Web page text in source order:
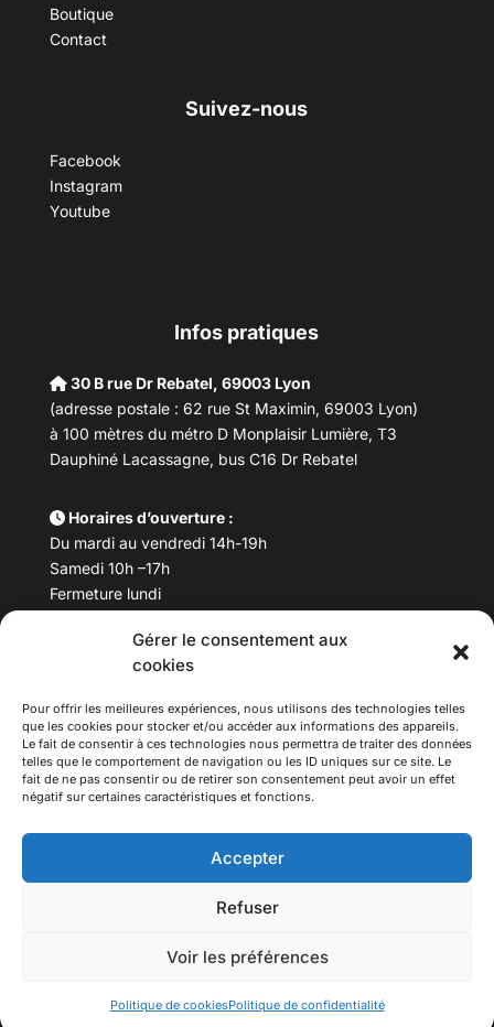
Gérer le consentement aux
cookies
Pour offrir les meilleures expériences, nous utilisons des technologies telles
que les cookies pour stocker et/ou accéder aux informations des appareils.
Le fait de consentir à ces technologies nous permettra de traiter des données
telles que le comportement de navigation ou les ID uniques sur ce site. Le
fait de ne pas consentir ou de retirer son consentement peut avoir un effet
négatif sur certaines caractéristiques et fonctions.
Accepter
Refuser
Voir les préférences
Politique de cookiesPolitique de confidentialité
Boutique
Contact
Suivez-nous
Facebook
Instagram
Youtube
Infos pratiques
30 B rue Dr Rebatel, 69003 Lyon
(adresse postale : 62 rue St Maximin, 69003 Lyon)
à 100 mètres du métro D Monplaisir Lumière, T3
Dauphiné Lacassagne, bus C16 Dr Rebatel
Horaires d’ouverture :
Du mardi au vendredi 14h-19h
Samedi 10h –17h
Fermeture lundi
Téléphone : 04 78 53 06 40
maisondesculturesasiatiques@asiexpo.com
Tous droits réservés.